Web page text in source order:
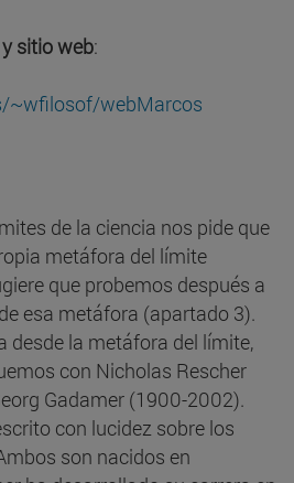
sitio web:
~wfilosof/webMarcos
de la ciencia nos pide que
metáfora del límite
que probemos después a
esa metáfora (apartado 3).
desde la metáfora del límite,
con Nicholas Rescher
Gadamer (1900-2002).
con lucidez sobre los
son nacidos en